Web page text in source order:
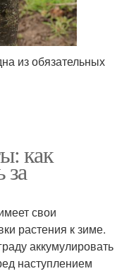
из обязательных
как
за
свои
растения к зиме.
аккумулировать
наступлением